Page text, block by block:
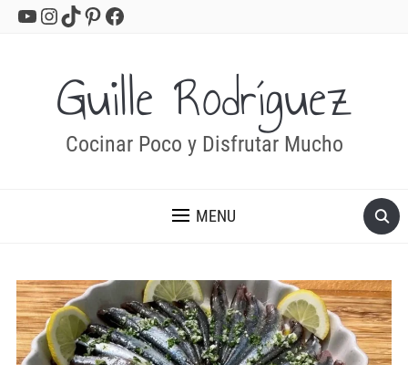
YouTube
Instagram
TikTok
Pinterest
Facebook
Guille Rodríguez
Cocinar Poco y Disfrutar Mucho
MENU